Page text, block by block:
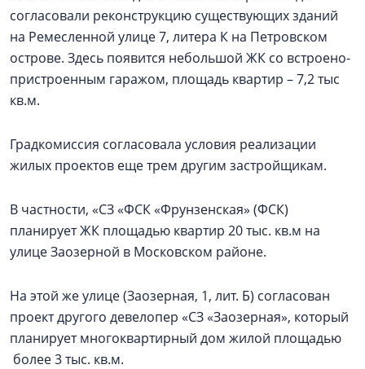
согласовали реконструкцию существующих зданий
на Ремесленной улице 7, литера К на Петровском
острове. Здесь появится небольшой ЖК со встроено-
пристроенным гаражом, площадь квартир – 7,2 тыс
кв.м.
Градкомиссия согласовала условия реализации
жилых проектов еще трем другим застройщикам.
В частности, «СЗ «ФСК «Фрунзенская» (ФСК)
планирует ЖК площадью квартир 20 тыс. кв.м на
улице Заозерной в Московском районе.
На этой же улице (Заозерная, 1, лит. Б) согласован
проект другого девелопер «СЗ «Заозерная», который
планирует многоквартирный дом жилой площадью
более 3 тыс. кв.м.